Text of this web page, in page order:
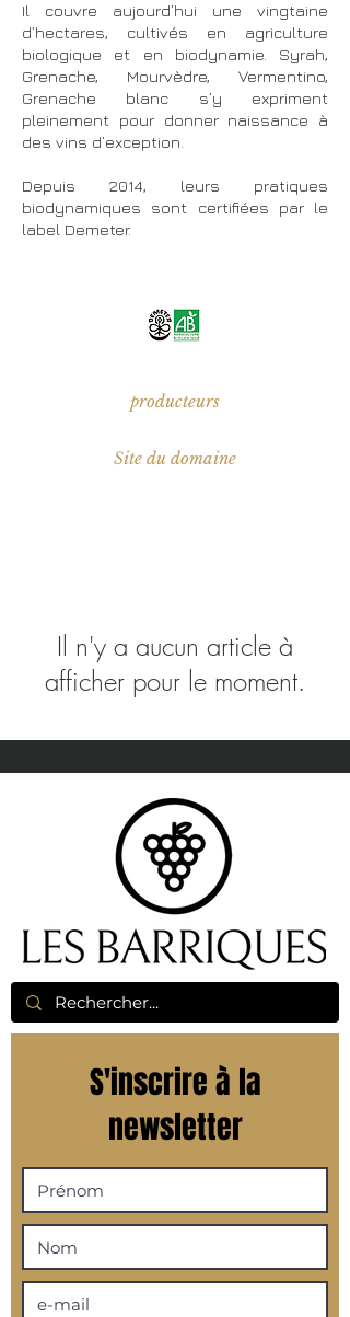
Il couvre aujourd’hui une vingtaine
d’hectares, cultivés en agriculture
biologique et en biodynamie. Syrah,
Grenache, Mourvèdre, Vermentino,
Grenache blanc s’y expriment
pleinement pour donner naissance à
des vins d’exception.
Depuis 2014, leurs pratiques
biodynamiques sont certifiées par le
label Demeter.
producteurs
Site du domaine
Il n'y a aucun article à
afficher pour le moment.
S'inscrire à la
newsletter